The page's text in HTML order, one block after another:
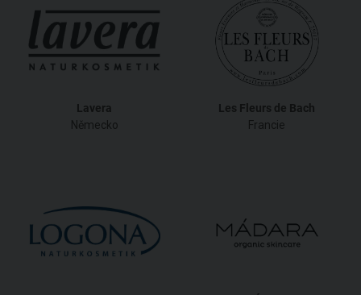
Lavera
Německo
Les Fleurs de Bach
Francie